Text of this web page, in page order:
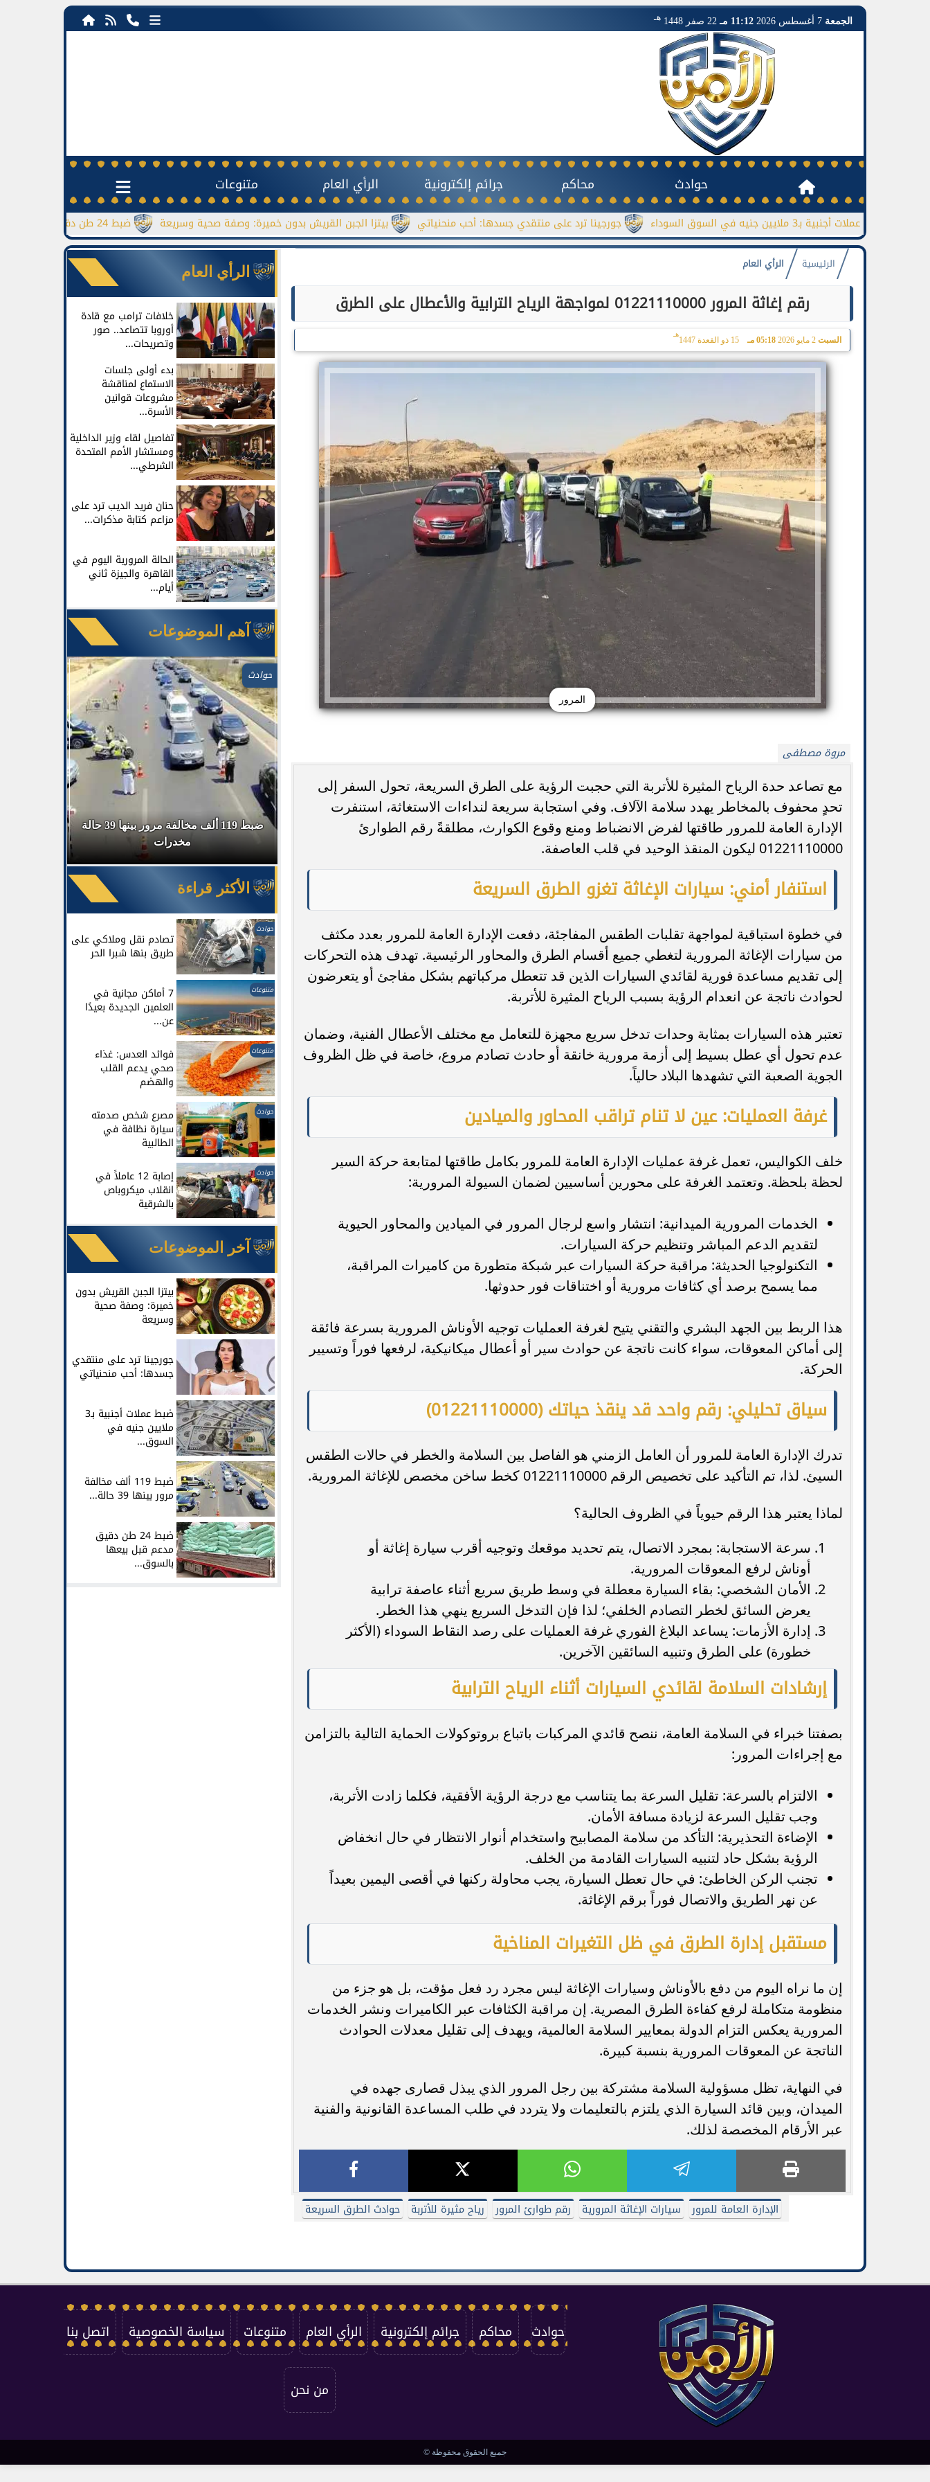
الجمعة 11:12 مـ 22 صفر 1448 هـ
حوادث محاكم جرائم إلكترونية الرأي العام متنوعات
ضبط 24 طن دقيق مدعم قبل بيعها بالسوق السوداء بيتزا الجبن القريش بدون خميرة: وصفة صحية وسريعة جورجينا ترد على منتقدي جسدها: أحب منحنياتي أجنبية بـ3 ملايين جنيه في السوق السوداء
الرئيسية الرأي العام
رقم إغاثة المرور 01221110000 لمواجهة الرياح الترابية والأعطال على الطرق
السبت 2 مايو 2026 05:18 مـ 15 ذو القعدة 1447
هـ
المرور
مروة مصطفى
مع تصاعد حدة الرياح المثيرة للأتربة التي حجبت الرؤية على الطرق السريعة، تحول السفر إلى
تحدٍ محفوف بالمخاطر يهدد سلامة الآلاف. وفي استجابة سريعة لنداءات الاستغاثة، استنفرت
الإدارة العامة للمرور طاقتها لفرض الانضباط ومنع وقوع الكوارث، مطلقةً رقم الطوارئ
01221110000 ليكون المنقذ الوحيد في قلب العاصفة.
استنفار أمني: سيارات الإغاثة تغزو الطرق السريعة
في خطوة استباقية لمواجهة تقلبات الطقس المفاجئة، دفعت الإدارة العامة للمرور بعدد مكثف
من سيارات الإغاثة المرورية لتغطي جميع أقسام الطرق والمحاور الرئيسية. تهدف هذه التحركات
إلى تقديم مساعدة فورية لقائدي السيارات الذين قد تتعطل مركباتهم بشكل مفاجئ أو يتعرضون
لحوادث ناتجة عن انعدام الرؤية بسبب الرياح المثيرة للأتربة.
تعتبر هذه السيارات بمثابة وحدات تدخل سريع مجهزة للتعامل مع مختلف الأعطال الفنية، وضمان
عدم تحول أي عطل بسيط إلى أزمة مرورية خانقة أو حادث تصادم مروع، خاصة في ظل الظروف
الجوية الصعبة التي تشهدها البلاد حالياً.
غرفة العمليات: عين لا تنام تراقب المحاور والميادين
خلف الكواليس، تعمل غرفة عمليات الإدارة العامة للمرور بكامل طاقتها لمتابعة حركة السير
لحظة بلحظة. وتعتمد الغرفة على محورين أساسيين لضمان السيولة المرورية:
الخدمات المرورية الميدانية: انتشار واسع لرجال المرور في الميادين والمحاور الحيوية
لتقديم الدعم المباشر وتنظيم حركة السيارات.
التكنولوجيا الحديثة: مراقبة حركة السيارات عبر شبكة متطورة من كاميرات المراقبة،
مما يسمح برصد أي كثافات مرورية أو اختناقات فور حدوثها.
هذا الربط بين الجهد البشري والتقني يتيح لغرفة العمليات توجيه الأوناش المرورية بسرعة فائقة
إلى أماكن المعوقات، سواء كانت ناتجة عن حوادث سير أو أعطال ميكانيكية، لرفعها فوراً وتسيير
الحركة.
سياق تحليلي: رقم واحد قد ينقذ حياتك (01221110000)
تدرك الإدارة العامة للمرور أن العامل الزمني هو الفاصل بين السلامة والخطر في حالات الطقس
السيئ. لذا، تم التأكيد على تخصيص الرقم 01221110000 كخط ساخن مخصص للإغاثة المرورية.
لماذا يعتبر هذا الرقم حيوياً في الظروف الحالية؟
سرعة الاستجابة: بمجرد الاتصال، يتم تحديد موقعك وتوجيه أقرب سيارة إغاثة أو
أوناش لرفع المعوقات المرورية.
الأمان الشخصي: بقاء السيارة معطلة في وسط طريق سريع أثناء عاصفة ترابية
يعرض السائق لخطر التصادم الخلفي؛ لذا فإن التدخل السريع ينهي هذا الخطر.
إدارة الأزمات: يساعد البلاغ الفوري غرفة العمليات على رصد النقاط السوداء (الأكثر
خطورة) على الطرق وتنبيه السائقين الآخرين.
إرشادات السلامة لقائدي السيارات أثناء الرياح الترابية
بصفتنا خبراء في السلامة العامة، ننصح قائدي المركبات باتباع بروتوكولات الحماية التالية بالتزامن
مع إجراءات المرور:
الالتزام بالسرعة: تقليل السرعة بما يتناسب مع درجة الرؤية الأفقية، فكلما زادت الأتربة،
وجب تقليل السرعة لزيادة مسافة الأمان.
الإضاءة التحذيرية: التأكد من سلامة المصابيح واستخدام أنوار الانتظار في حال انخفاض
الرؤية بشكل حاد لتنبيه السيارات القادمة من الخلف.
تجنب الركن الخاطئ: في حال تعطل السيارة، يجب محاولة ركنها في أقصى اليمين بعيداً
عن نهر الطريق والاتصال فوراً برقم الإغاثة.
مستقبل إدارة الطرق في ظل التغيرات المناخية
إن ما نراه اليوم من دفع بالأوناش وسيارات الإغاثة ليس مجرد رد فعل مؤقت، بل هو جزء من
منظومة متكاملة لرفع كفاءة الطرق المصرية. إن مراقبة الكثافات عبر الكاميرات ونشر الخدمات
المرورية يعكس التزام الدولة بمعايير السلامة العالمية، ويهدف إلى تقليل معدلات الحوادث
الناتجة عن المعوقات المرورية بنسبة كبيرة.
في النهاية، تظل مسؤولية السلامة مشتركة بين رجل المرور الذي يبذل قصارى جهده في
الميدان، وبين قائد السيارة الذي يلتزم بالتعليمات ولا يتردد في طلب المساعدة القانونية والفنية
عبر الأرقام المخصصة لذلك.
الإدارة العامة للمرور سيارات الإغاثة المرورية رقم طوارئ المرور رياح مثيرة للأتربة حوادث الطرق السريعة
الرأي العام
خلافات ترامب مع قادة
أوروبا تتصاعد.. صور
وتصريحات...
بدء أولى جلسات
الاستماع لمناقشة
مشروعات قوانين
الأسرة...
تفاصيل لقاء وزير الداخلية
ومستشار الأمم المتحدة
الشرطي...
حنان فريد الديب ترد على
مزاعم كتابة مذكرات...
الحالة المرورية اليوم في
القاهرة والجيزة ثاني
أيام...
آهم الموضوعات
بيتزا الجبن القريش بدون خميرة: وصفة صحية
وسريعة
جورجينا ترد على منتقدي جسدها: أحب
منحنياتي
ضبط عملات أجنبية بـ3 ملايين جنيه في السوق
حوادث
ضبط 119 ألف مخالفة مرور بينها 39 حالة
مخدرات
الأكثر قراءة
حوادث
تصادم نقل وملاكي على
طريق بنها شبرا الحر
متنوعات 7 أماكن مجانية في
العلمين الجديدة بعيدًا
عن...
متنوعات فوائد العدس: غذاء
صحي يدعم القلب
والهضم
حوادث مصرع شخص صدمته
سيارة نظافة في
الطالبية
حوادث إصابة 12 عاملاً في
انقلاب ميكروباص
بالشرقية
آخر الموضوعات
بيتزا الجبن القريش بدون
خميرة: وصفة صحية
وسريعة
جورجينا ترد على منتقدي
جسدها: أحب منحنياتي
ضبط عملات أجنبية بـ3
ملايين جنيه في
السوق...
ضبط 119 ألف مخالفة
مرور بينها 39 حالة...
ضبط 24 طن دقيق
مدعم قبل بيعها
بالسوق...
حوادث محاكم جرائم إلكترونية الرأي العام متنوعات سياسة الخصوصية اتصل بنا
من نحن
جميع الحقوق محفوظة ©